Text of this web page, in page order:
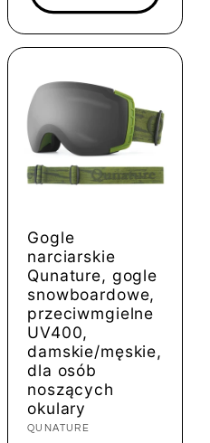
Gogle
narciarskie
Qunature, gogle
snowboardowe,
przeciwmgielne
UV400,
damskie/męskie,
dla osób
noszących
okulary
Dostawca:
QUNATURE